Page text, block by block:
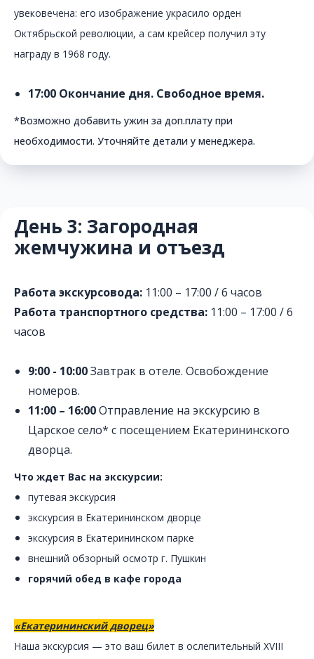
увековечена: его изображение украсило орден
Октябрьской революции, а сам крейсер получил эту
награду в 1968 году.
17:00 Окончание дня. Свободное время.
*Возможно добавить ужин за доп.плату при
необходимости. Уточняйте детали у менеджера.
День 3: Загородная
жемчужина и отъезд
Работа экскурсовода: 11:00 – 17:00 / 6 часов
Работа транспортного средства: 11:00 – 17:00 / 6
часов
9:00 - 10:00Завтрак в отеле. Освобождение
номеров.
11:00 – 16:00Отправление на экскурсию в
Царское село* с посещением Екатерининского
дворца.
Что ждет Вас на экскурсии:
путевая экскурсия
экскурсия в Екатерининском дворце
экскурсия в Екатерининском парке
внешний обзорный осмотр г. Пушкин
горячий обед в кафе города
«Екатерининский дворец»
Наша экскурсия — это ваш билет в ослепительный XVIII